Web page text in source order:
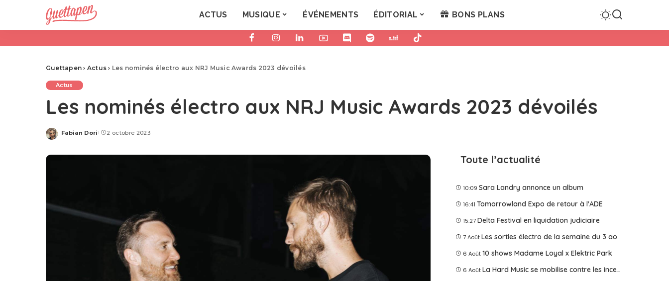
ACTUS MUSIQUE ÉVÉNEMENTS ÉDITORIAL BONS PLANS
Guettapen › Actus › Les nominés électro aux NRJ Music Awards 2023 dévoilés
Actus
Les nominés électro aux NRJ Music Awards 2023 dévoilés
Posted
Fabian Dori 2 octobre 2023
Toute l’actualité
10:09 Sara Landry annonce un album
16:41 Tomorrowland Expo de retour à l'ADE
15:27 Delta Festival en liquidation judiciaire
7 Août Les sorties électro de la semaine du 3 août 2026
6 Août 10 shows Madame Loyal x Elektric Park
6 Août La Hard Music se mobilise contre les incendies